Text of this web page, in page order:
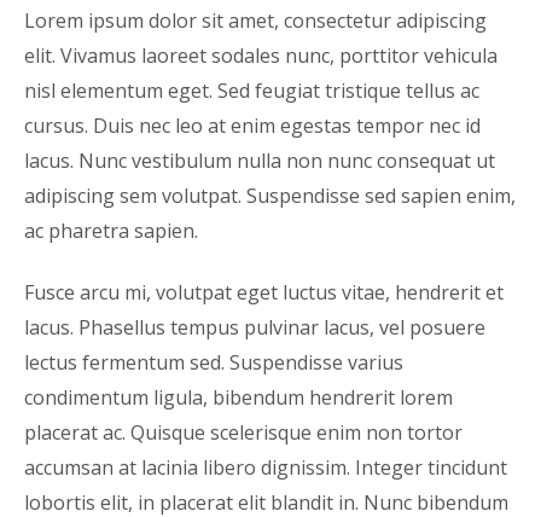
Lorem ipsum dolor sit amet, consectetur adipiscing
elit. Vivamus laoreet sodales nunc, porttitor vehicula
nisl elementum eget. Sed feugiat tristique tellus ac
cursus. Duis nec leo at enim egestas tempor nec id
lacus. Nunc vestibulum nulla non nunc consequat ut
adipiscing sem volutpat. Suspendisse sed sapien enim,
ac pharetra sapien.
Fusce arcu mi, volutpat eget luctus vitae, hendrerit et
lacus. Phasellus tempus pulvinar lacus, vel posuere
lectus fermentum sed. Suspendisse varius
condimentum ligula, bibendum hendrerit lorem
placerat ac. Quisque scelerisque enim non tortor
accumsan at lacinia libero dignissim. Integer tincidunt
lobortis elit, in placerat elit blandit in. Nunc bibendum